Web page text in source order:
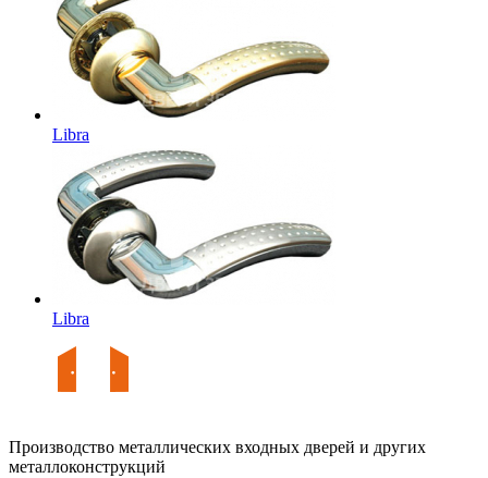
Libra
Libra
Производство металлических входных дверей и других
металлоконструкций